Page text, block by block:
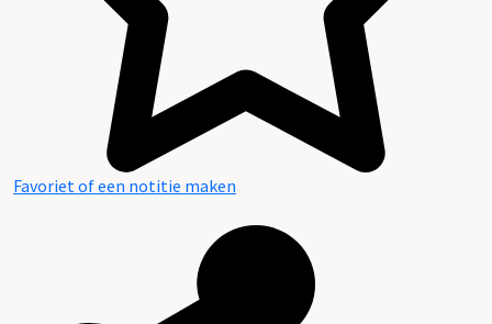
Favoriet of een notitie maken